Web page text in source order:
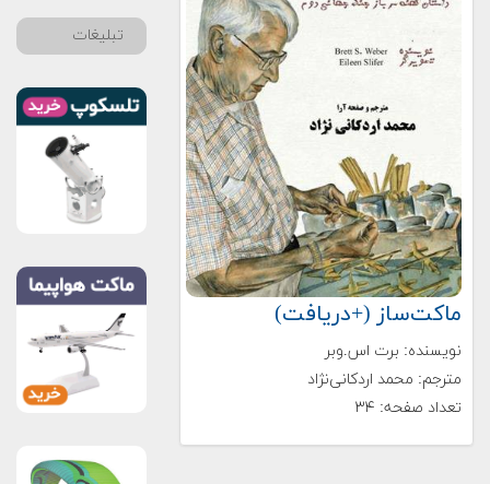
ماکت‌ساز (+دریافت)
نویسنده: برت اس.وبر
مترجم: محمد اردکانی‌نژاد
تعداد صفحه: ۳۴
تبلیغات